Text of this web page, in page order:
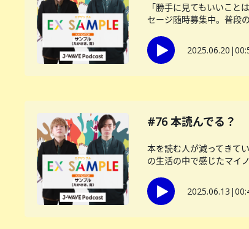
「勝手に見てもいいこ
セージ随時募集中。普段
2025.06.20 |
#76 本読んでる？
本を読む人が減ってきて
の生活の中で感じたマイ
2025.06.13 |